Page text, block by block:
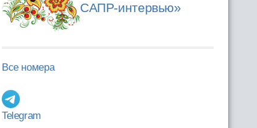
САПР-интервью»
Все номера
Telegram